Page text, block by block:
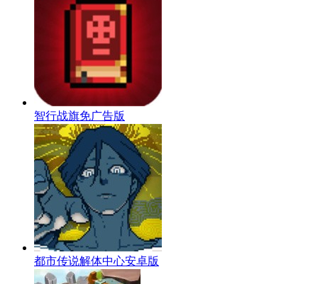
智行战旗免广告版
都市传说解体中心安卓版